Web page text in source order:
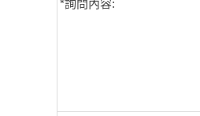
*詢問內容: